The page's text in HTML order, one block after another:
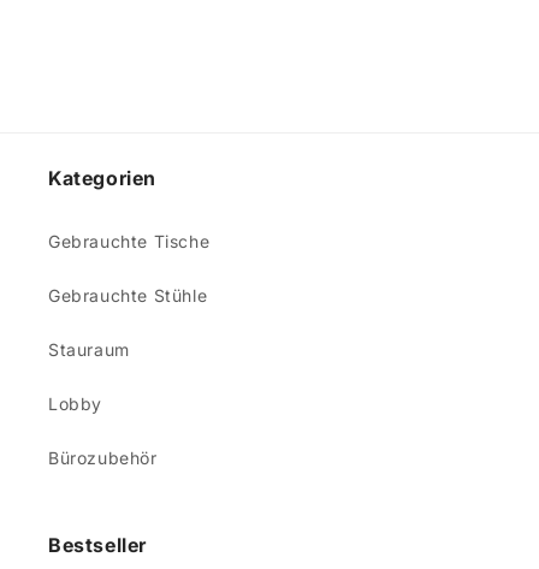
Kategorien
Gebrauchte Tische
Gebrauchte Stühle
Stauraum
Lobby
Bürozubehör
Bestseller